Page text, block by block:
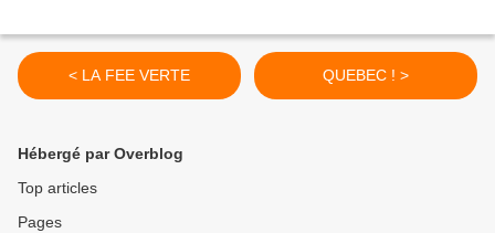
< LA FEE VERTE QUEBEC ! >
Hébergé par Overblog
Top articles
Pages